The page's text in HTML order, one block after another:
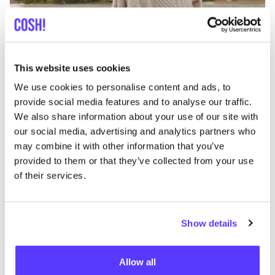
This website uses cookies
We use cookies to personalise content and ads, to
provide social media features and to analyse our traffic.
We also share information about your use of our site with
our social media, advertising and analytics partners who
may combine it with other information that you’ve
provided to them or that they’ve collected from your use
of their services.
Show details
Allow all
Añade a la ruta